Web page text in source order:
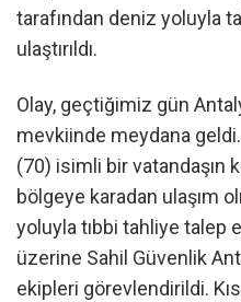
tarafından deniz yoluyla
ulaştırıldı.
Olay, geçtiğimiz gün
mevkiinde meydana geldi.
(70) isimli bir vatandaşın
bölgeye karadan ulaşım
yoluyla tıbbi tahliye talep
üzerine Sahil Güvenlik
ekipleri görevlendirildi.